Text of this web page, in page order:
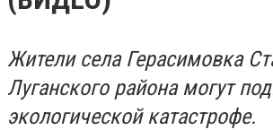
Жители села Герасимовка
Луганского района могут
экологической катастрофе.